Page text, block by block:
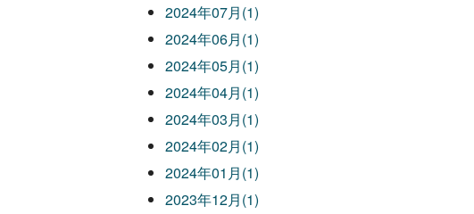
2024年07月(1)
2024年06月(1)
2024年05月(1)
2024年04月(1)
2024年03月(1)
2024年02月(1)
2024年01月(1)
2023年12月(1)